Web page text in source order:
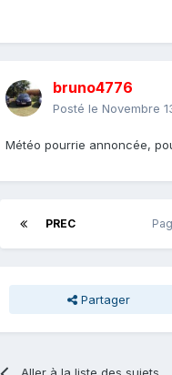
bruno4776
Posté le Novembre
Météo pourrie annoncée,
PREC
Partager